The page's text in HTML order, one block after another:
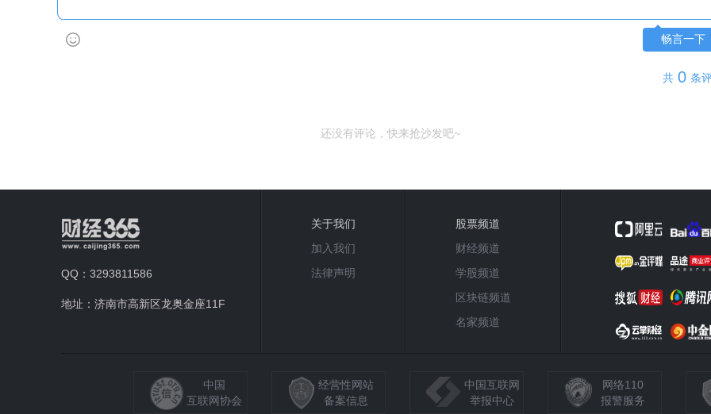
畅言一下
共 0 条
还没有评论，快来抢沙发吧~
QQ：3293811586
地址：济南市高新区龙奥金座11F
关于我们
加入我们
法律声明
股票频道
财经频道
学股频道
区块链频道
名家频道
中国
互联网协会
经营性网站
备案信息
中国互联网
举报中心
网络110
报警服务